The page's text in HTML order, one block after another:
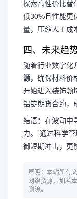
探索高性价比替
低30%且性能更
量，压缩人工成
四、未来趋
随着行业数字化
源，确保材料价
开始进入装饰领
铝锭期货合约，
结语：在波动中
力。
通过科学
御短期冲击，更
声明：本站所有
网络资源。如若
删除。